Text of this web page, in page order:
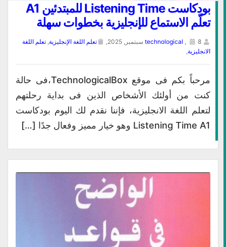
بودكاست Listening Time للمبتدئين A1
تعلّم الاستماع للإنجليزية بخطوات سهلة
technological 8 سبتمبر, 2025, تعلم اللغة الإنجليزية تعلم اللغة
الانجليزية
مرحباً بكم فى موقع TechnologicalBox،فى حالة
كنت من أولئك الأشخاص الذين فى بداية رحلتهم
لتعلم اللغة الانجليزية، فإننا نقدم لك اليوم بودكاست
Listening Time A1 وهو خيار مميز وفعال جدًا […]